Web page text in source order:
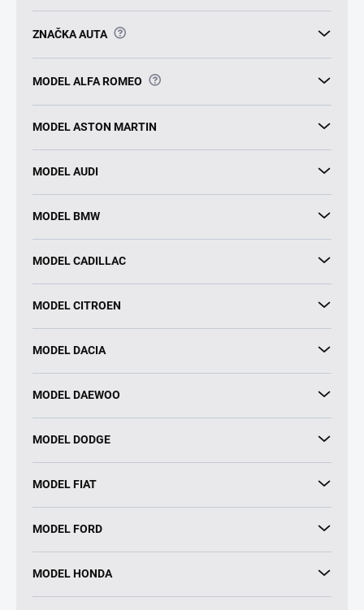
ZNAČKA AUTA ?
MODEL ALFA ROMEO ?
MODEL ASTON MARTIN
MODEL AUDI
MODEL BMW
MODEL CADILLAC
MODEL CITROEN
MODEL DACIA
MODEL DAEWOO
MODEL DODGE
MODEL FIAT
MODEL FORD
MODEL HONDA